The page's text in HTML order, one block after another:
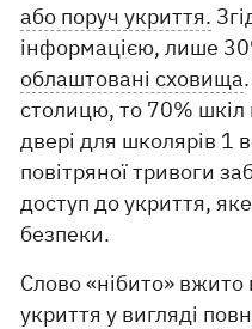
або поруч укриття.
інформацією, лише
облаштовані сховища
столицю, то 70% шкіл
двері для школярів 1
повітряної тривоги
доступ до укриття,
безпеки.
Слово «нібито» вжито
укриття у вигляді